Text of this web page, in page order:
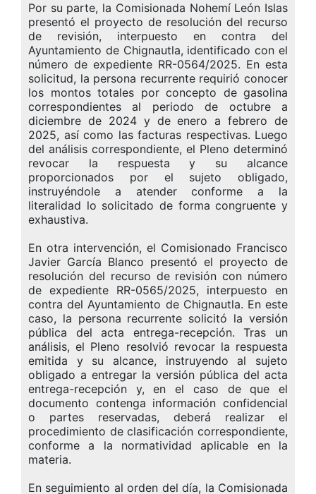
Por su parte, la Comisionada Nohemí León Islas
presentó el proyecto de resolución del recurso
de revisión, interpuesto en contra del
Ayuntamiento de Chignautla, identificado con el
número de expediente RR-0564/2025. En esta
solicitud, la persona recurrente requirió conocer
los montos totales por concepto de gasolina
correspondientes al periodo de octubre a
diciembre de 2024 y de enero a febrero de
2025, así como las facturas respectivas. Luego
del análisis correspondiente, el Pleno determinó
revocar la respuesta y su alcance
proporcionados por el sujeto obligado,
instruyéndole a atender conforme a la
literalidad lo solicitado de forma congruente y
exhaustiva.
En otra intervención, el Comisionado Francisco
Javier García Blanco presentó el proyecto de
resolución del recurso de revisión con número
de expediente RR-0565/2025, interpuesto en
contra del Ayuntamiento de Chignautla. En este
caso, la persona recurrente solicitó la versión
pública del acta entrega-recepción. Tras un
análisis, el Pleno resolvió revocar la respuesta
emitida y su alcance, instruyendo al sujeto
obligado a entregar la versión pública del acta
entrega-recepción y, en el caso de que el
documento contenga información confidencial
o partes reservadas, deberá realizar el
procedimiento de clasificación correspondiente,
conforme a la normatividad aplicable en la
materia.
En seguimiento al orden del día, la Comisionada